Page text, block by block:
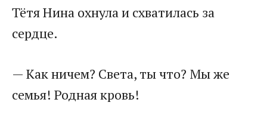
Тётя Нина охнула и схватилась за
сердце.
— Как ничем? Света, ты что? Мы же
семья! Родная кровь!